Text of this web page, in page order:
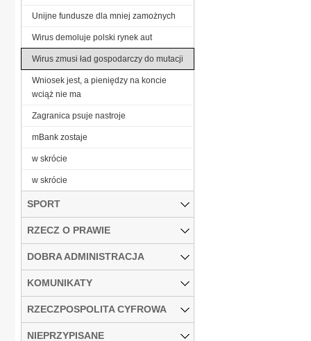
Unijne fundusze dla mniej zamożnych
Wirus demoluje polski rynek aut
Wirus zmusi ład gospodarczy do mutacji
Wniosek jest, a pieniędzy na koncie
wciąż nie ma
Zagranica psuje nastroje
mBank zostaje
w skrócie
w skrócie
SPORT
RZECZ O PRAWIE
DOBRA ADMINISTRACJA
KOMUNIKATY
RZECZPOSPOLITA CYFROWA
NIEPRZYPISANE